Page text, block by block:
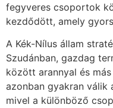
fegyveres csoportok
kezdődött, amely
A Kék-Nílus állam
Szudánban, gazdag
között arannyal és
azonban gyakran válik
mivel a különböző